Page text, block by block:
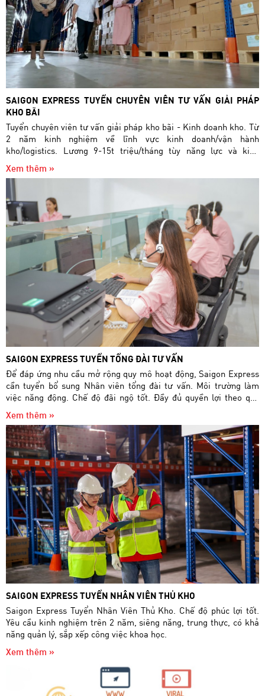
SAIGON EXPRESS TUYỂN CHUYÊN VIÊN TƯ VẤN GIẢI PHÁP
KHO BÃI
Tuyển chuyên viên tư vấn giải pháp kho bãi - Kinh doanh kho. Từ
2 năm kinh nghiệm về lĩnh vực kinh doanh/vận hành
kho/logistics. Lương 9-15t triệu/tháng tùy năng lực và kinh
nghiệm. Ưu tiên ứng viên giao tiếp được bằng Tiếng Anh
Xem thêm »
SAIGON EXPRESS TUYỂN TỔNG ĐÀI TƯ VẤN
Để đáp ứng nhu cầu mở rộng quy mô hoạt động, Saigon Express
cần tuyển bổ sung Nhân viên tổng đài tư vấn. Môi trường làm
việc năng động. Chế độ đãi ngộ tốt. Đầy đủ quyền lợi theo quy
định Nhà Nước. Mức lương: 8-12 triệu/tháng theo năng lực và
kinh nghiệm.
Xem thêm »
SAIGON EXPRESS TUYỂN NHÂN VIÊN THỦ KHO
Saigon Express Tuyển Nhân Viên Thủ Kho. Chế độ phúc lợi tốt.
Yêu cầu kinh nghiệm trên 2 năm, siêng năng, trung thực, có khả
năng quản lý, sắp xếp công việc khoa học.
Xem thêm »